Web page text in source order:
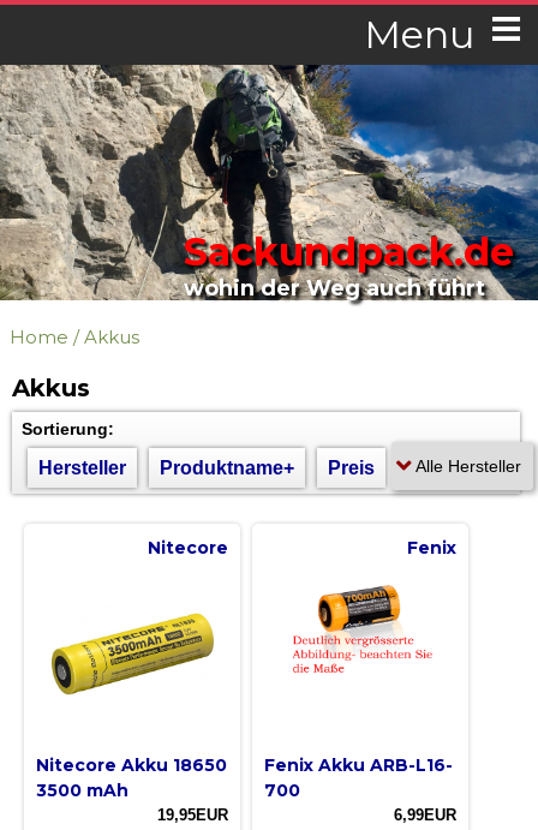
Menu
Sackundpack.de
wohin der Weg auch führt
Home /Akkus
Akkus
Sortierung:
Hersteller Produktname+ Preis
Nitecore
Nitecore Akku 18650
3500 mAh
19,95EUR
Fenix
Fenix Akku ARB-L16-
700
6,99EUR